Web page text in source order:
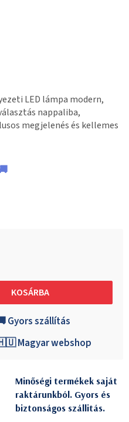
LED lámpa modern,
nappaliba,
megjelenés és kellemes
KOSÁRBA
Gyors szállítás
Magyar webshop
Minőségi termékek saját
raktárunkból. Gyors és
biztonságos szállitás.